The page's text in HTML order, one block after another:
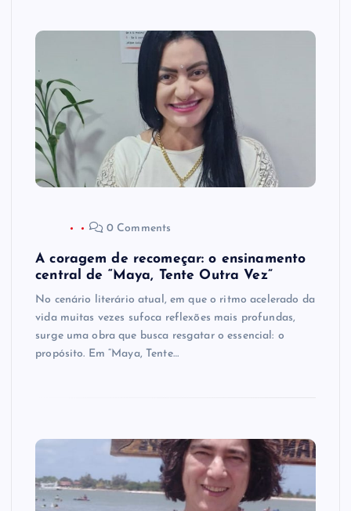
0 Comments
A coragem de recomeçar: o ensinamento
central de “Maya, Tente Outra Vez”
No cenário literário atual, em que o ritmo acelerado da
vida muitas vezes sufoca reflexões mais profundas,
surge uma obra que busca resgatar o essencial: o
propósito. Em “Maya, Tente…